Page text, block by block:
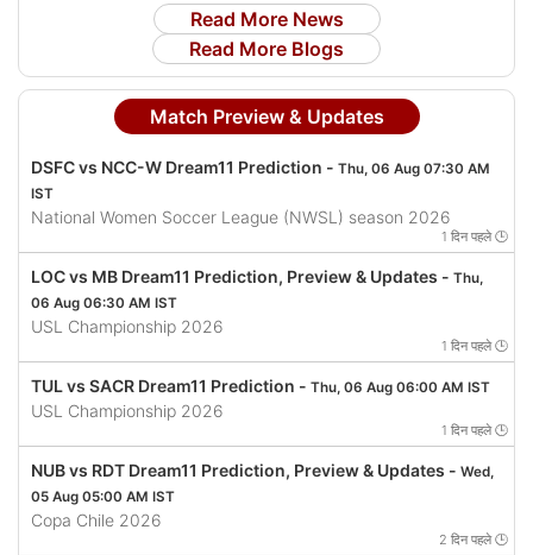
Read More News
Read More Blogs
Match Preview & Updates
DSFC vs NCC-W Dream11 Prediction - Thu, 06 Aug 07:30 AM
IST
National Women Soccer League (NWSL) season 2026
1 दिन पहले 🕒
LOC vs MB Dream11 Prediction, Preview & Updates - Thu,
06 Aug 06:30 AM IST
USL Championship 2026
1 दिन पहले 🕒
TUL vs SACR Dream11 Prediction - Thu, 06 Aug 06:00 AM IST
USL Championship 2026
1 दिन पहले 🕒
NUB vs RDT Dream11 Prediction, Preview & Updates - Wed,
05 Aug 05:00 AM IST
Copa Chile 2026
2 दिन पहले 🕒